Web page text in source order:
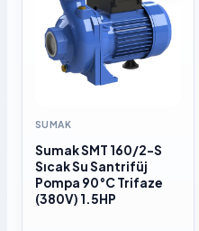
SUMAK
Sumak SMT 160/2-S
Sıcak Su Santrifüj
Pompa 90°C Trifaze
(380V) 1.5HP